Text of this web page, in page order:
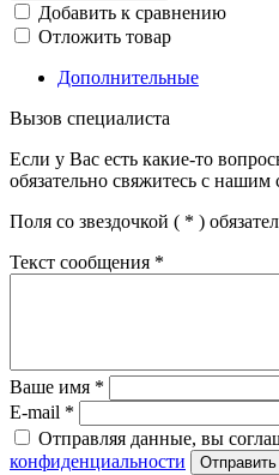
Добавить к сравнению
Отложить товар
Дополнительные
Вызов специалиста
Если у Вас есть какие-то
обязательно свяжитесь с нашим
Поля со звездочкой ( * )
Текст сообщения *
Ваше имя *
E-mail *
Отправляя данные, вы
конфиденциальности
Отправить